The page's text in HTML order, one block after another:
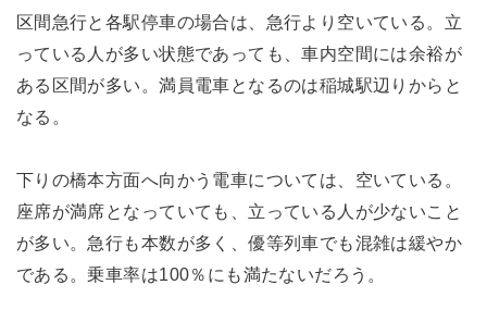
区間急行と各駅停車の場合は、急行より空いている。立
っている人が多い状態であっても、車内空間には余裕が
ある区間が多い。満員電車となるのは稲城駅辺りからと
なる。
下りの橋本方面へ向かう電車については、空いている。
座席が満席となっていても、立っている人が少ないこと
が多い。急行も本数が多く、優等列車でも混雑は緩やか
である。乗車率は100％にも満たないだろう。